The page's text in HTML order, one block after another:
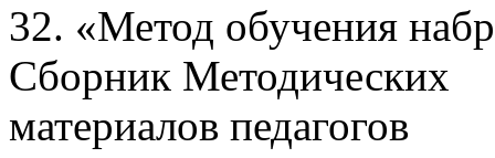
32. «Метод обучения
Сборник Методических
материалов педагогов